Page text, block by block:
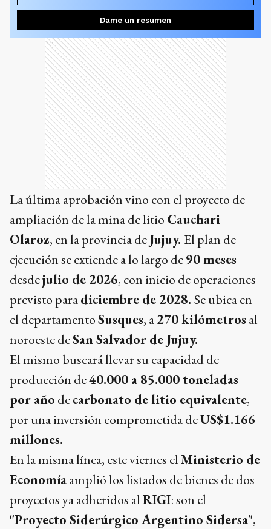
Dame un resumen
Ads
La última aprobación vino con el proyecto de
ampliación de la mina de litio Cauchari
Olaroz, en la provincia deJujuy. El plan de
ejecución se extiende a lo largo de90 meses
desdejulio de 2026, con inicio de operaciones
previsto paradiciembre de 2028. Se ubica en
el departamentoSusques, a270 kilómetros al
noroeste deSan Salvador de Jujuy.
El mismo buscará llevar su capacidad de
producción de40.000 a 85.000 toneladas
por año decarbonato de litio equivalente,
por una inversión comprometida deUS$1.166
millones.
En la misma línea, este viernes elMinisterio de
Economíaamplió los listados de bienes de dos
proyectos ya adheridos alRIGI: son el
"Proyecto Siderúrgico Argentino Sidersa",